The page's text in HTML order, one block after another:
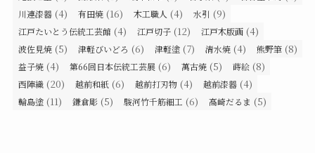
川連漆器 (4) 有田焼 (16) 木工職人 (4) 水引 (9)
江戸たいとう伝統工芸館 (4) 江戸切子 (12) 江戸木版画 (4)
波佐見焼 (5) 津軽びいどろ (6) 津軽塗 (7) 清水焼 (4) 熊野筆 (8)
益子焼 (4) 第66回日本伝統工芸展 (6) 萬古焼 (5) 蒔絵 (8)
西陣織 (20) 越前和紙 (6) 越前打刃物 (4) 越前漆器 (4)
輪島塗 (11) 鎌倉彫 (5) 駿河竹千筋細工 (6) 高崎だるま (5)